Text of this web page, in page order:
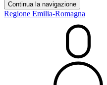
Continua la navigazione
Regione Emilia-Romagna